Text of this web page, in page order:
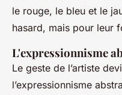
le rouge, le bleu et le
hasard, mais pour leur
L'expressionnisme
Le geste de l’artiste
l’expressionnisme